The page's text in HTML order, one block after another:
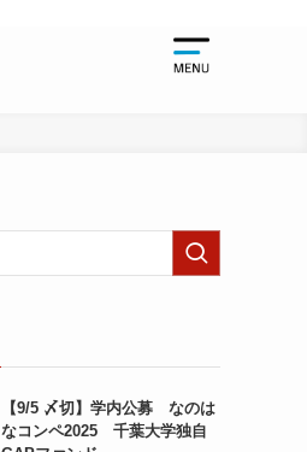
千葉大学関
起業支援
【9/5 〆切】学内公募 なのは
なコンペ2025 千葉大学独自